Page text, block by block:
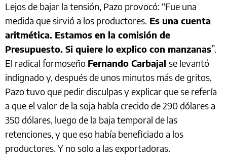
Lejos de bajar la tensión, Pazo provocó: “Fue una
medida que sirvió a los productores. Es una cuenta
aritmética. Estamos en la comisión de
Presupuesto. Si quiere lo explico con manzanas”.
El radical formoseño Fernando Carbajal se levantó
indignado y, después de unos minutos más de gritos,
Pazo tuvo que pedir disculpas y explicar que se refería
a que el valor de la soja había crecido de 290 dólares a
350 dólares, luego de la baja temporal de las
retenciones, y que eso había beneficiado a los
productores. Y no solo a las exportadoras.